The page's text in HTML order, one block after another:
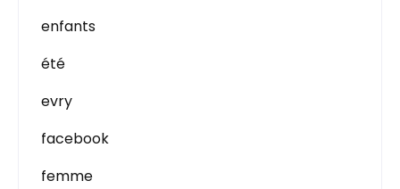
enfants
été
evry
facebook
femme